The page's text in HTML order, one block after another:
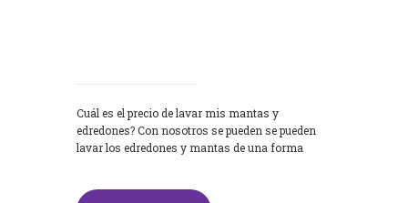
Cuál es el precio de lavar mis mantas y
edredones? Con nosotros se pueden se pueden
lavar los edredones y mantas de una forma